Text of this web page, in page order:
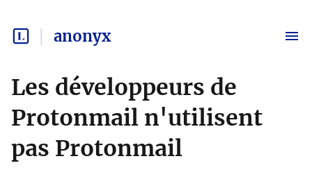
anonyx
Les développeurs de
Protonmail n'utilisent
pas Protonmail